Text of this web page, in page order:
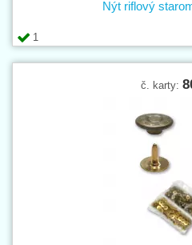
1
Nýt riflový
č. karty: